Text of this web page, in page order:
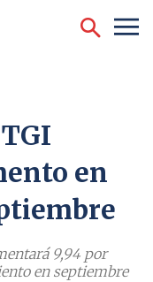
en
9,94 por
en septiembre